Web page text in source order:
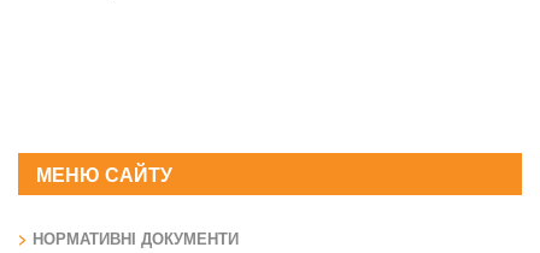
МЕНЮ САЙТУ
НОРМАТИВНІ ДОКУМЕНТИ